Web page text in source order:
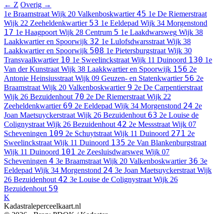
← Z Overig →
1e Braamstraat Wijk 20 Valkenboskwartier 45 1e De Riemerstraat
Wijk 22 Zeeheldenkwartier 53 1e Eeldepad Wijk 34 Morgenstond
17 1e Haagpoort Wijk 28 Centrum 5 1e Laakdwarsweg Wijk 38
Laakkwartier en Spoorwijk 32 1e Lulofsdwarsstraat Wijk 38
Laakkwartier en Spoorwijk 508 1e Pietersburgstraat Wijk 30
Transvaalkwartier 10 1e Sweelinckstraat Wijk 11 Duinoord 130 1e
Van der Kunstraat Wijk 38 Laakkwartier en Spoorwijk 156 2e
Antonie Heinsiusstraat Wijk 09 Geuzen- en Statenkwartier 56 2e
Braamstraat Wijk 20 Valkenboskwartier 9 2e De Carpentierstraat
Wijk 26 Bezuidenhout 70 2e De Riemerstraat Wijk 22
Zeeheldenkwartier 69 2e Eeldepad Wijk 34 Morgenstond 24 2e
Joan Maetsuyckerstraat Wijk 26 Bezuidenhout 63 2e Louise de
Colignystraat Wijk 26 Bezuidenhout 42 2e Messstraat Wijk 07
Scheveningen 109 2e Schuytstraat Wijk 11 Duinoord 271 2e
Sweelinckstraat Wijk 11 Duinoord 135 2e Van Blankenburgstraat
Wijk 11 Duinoord 101 2e Zeesluisdwarsweg Wijk 07
Scheveningen 4 3e Braamstraat Wijk 20 Valkenboskwartier 36 3e
Eeldepad Wijk 34 Morgenstond 24 3e Joan Maetsuyckerstraat Wijk
26 Bezuidenhout 42 3e Louise de Colignystraat Wijk 26
Bezuidenhout 59
K
Kadastraleperceelkaart.nl